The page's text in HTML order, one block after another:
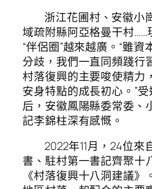
浙江花圃村、安徽小
域疏附縣阿亞格曼干村……
“伴侶圈”越來越廣。“雖
分歧，我們一直同頻踐行
村落復興的主要唆使精力
安身特點的成長初心。”
后，安徽鳳陽縣委常委、
記李錦柱深有感慨。
2022年11月，24位來
書、駐村第一書記齊聚十
《村落復興十八洞建議》